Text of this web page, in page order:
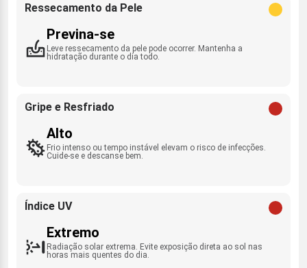
Ressecamento da Pele
Previna-se
Leve ressecamento da pele pode ocorrer. Mantenha a
hidratação durante o dia todo.
Gripe e Resfriado
Alto
Frio intenso ou tempo instável elevam o risco de infecções.
Cuide-se e descanse bem.
Índice UV
Extremo
Radiação solar extrema. Evite exposição direta ao sol nas
horas mais quentes do dia.